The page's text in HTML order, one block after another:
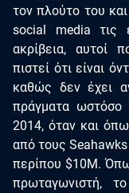
τον πλούτο του
social media τις
ακρίβεια, αυτοί
πιστεί ότι είναι
καθώς δεν έχει
πράγματα ωστόσο
2014, όταν και
από τους
περίπου $10Μ.
πρωταγωνιστή,